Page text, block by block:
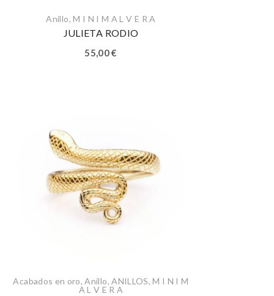
Anillo,M I N I M A L V E R A
JULIETA RODIO
55,00€
Acabados en oro,Anillo,ANILLOS,M I N I M
A L V E R A